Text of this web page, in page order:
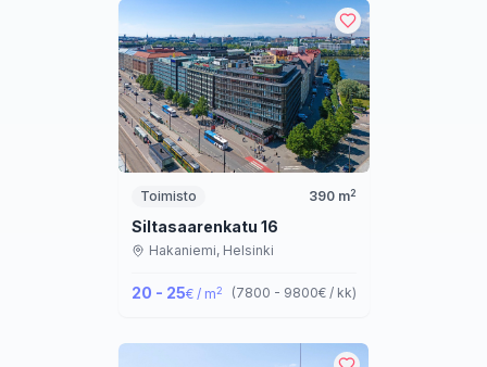
Toimisto 390m2
Siltasaarenkatu 16
Hakaniemi, Helsinki
20 - 25€ / m2 (7800 - 9800€ / kk)